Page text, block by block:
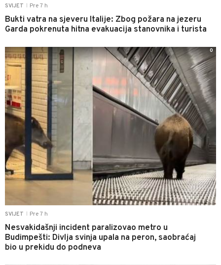
SVIJET Pre 7 h
Bukti vatra na sjeveru Italije: Zbog požara na jezeru
Garda pokrenuta hitna evakuacija stanovnika i turista
SVIJET Pre 7 h
Nesvakidašnji incident paralizovao metro u
Budimpešti: Divlja svinja upala na peron, saobraćaj
bio u prekidu do podneva
0